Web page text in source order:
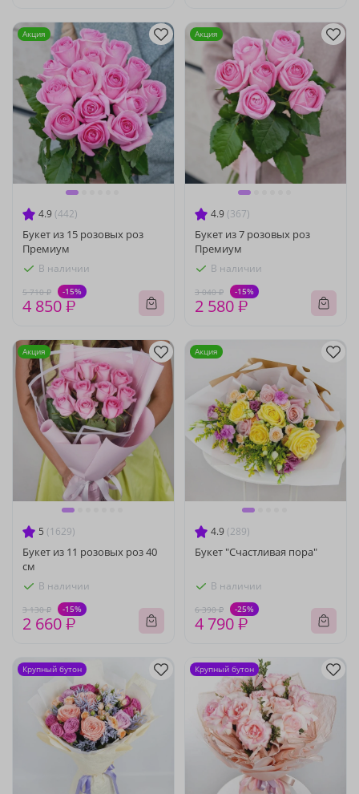
4.9 (442)
Букет из 15 розовых роз
Премиум
В наличии
5 710 ₽ -15%
4 850 ₽
Акция
4.9 (367)
Букет из 7 розовых роз
Премиум
В наличии
3 040 ₽ -15%
2 580 ₽
Акция
5 (1629)
Букет из 11 розовых роз 40
см
В наличии
3 130 ₽ -15%
2 660 ₽
Акция
4.9 (289)
Букет "Счастливая пора"
В наличии
6 390 ₽ -25%
4 790 ₽
Акция
Крупный бутон Крупный бутон